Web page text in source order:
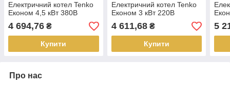
Електричний котел Tenko
Економ 4,5 кВт 380В
4 694,76 ₴
Купити
Електричний котел Tenko
Економ 3 кВт 220В
4 611,68₴
Купити
5
Про нас